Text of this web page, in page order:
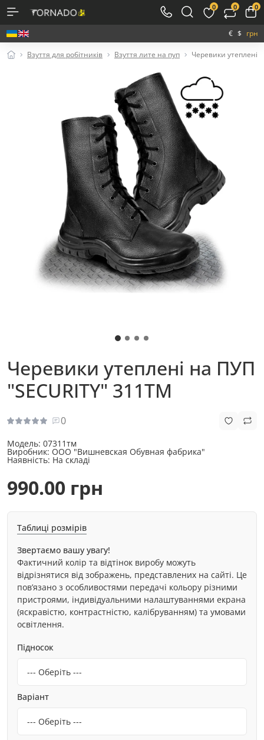
0 0 0
€ $ грн
Взуття для робітників Взуття лите на пуп Черевики утеплені
Черевики утеплені на ПУП
"SECURITY" 311ТМ
0
Модель: 07311тм
Виробник: ООО "Вишневская Обувная фабрика"
Наявність: На складі
990.00 грн
Таблиці розмірів
Звертаємо вашу увагу!
Фактичний колір та відтінок виробу можуть
відрізнятися від зображень, представлених на сайті. Це
пов’язано з особливостями передачі кольору різними
пристроями, індивідуальними налаштуваннями екрана
(яскравістю, контрастністю, калібруванням) та умовами
освітлення.
Підносок
Варіант